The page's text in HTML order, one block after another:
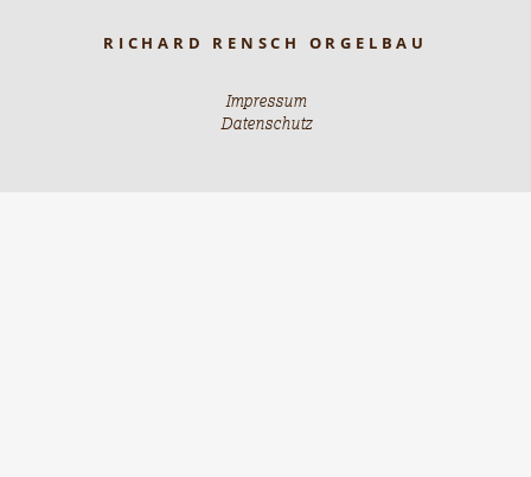
RICHARD RENSCH ORGELBAU
Impressum
Datenschutz